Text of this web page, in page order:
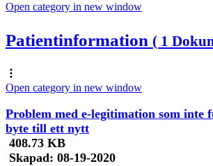
Open category in new window
Patientinformation ( 1
Open category in new window
Problem med e-legitimation som inte
byte till ett nytt
408.73 KB
Skapad: 08-19-2020